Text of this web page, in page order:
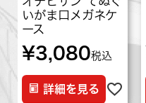
いがま口メガネケ
ース
¥3,080税込
詳細を見る